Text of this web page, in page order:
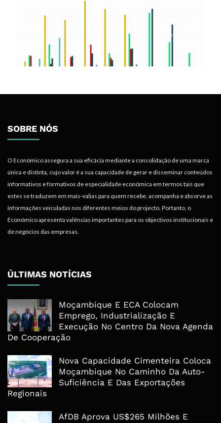
SOBRE NÓS
O Económico assegura a sua eficácia mediante a consolidação de uma marca
única e distinta, cujo valor é a sua capacidade de gerar e disseminar conteúdos
informativos e formativos de especialidade económica em termos tais que
estes se traduzem em mais-valias para quem recebe, acompanha e absorve as
informações veiculadas nos diferentes meios do projecto. Portanto, o
Económico apresenta valências importantes para os objectivos institucionais e
de negócios das empresas.
ÚLTIMAS NOTÍCIAS
Moçambique E ECA Colocam
Emprego, Industrialização E
Execução No Centro Da Nova Agenda
De Cooperação
Nova Capacidade Cimenteira Coloca
Moçambique No Caminho Da Auto-
Suficiência E Das Exportações
Regionais
AfDB Aprova US$265 Milhões E